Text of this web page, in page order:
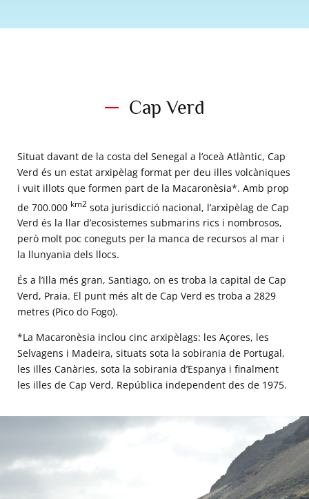
Cap Verd
Situat davant de la costa del Senegal a l’oceà Atlàntic, Cap
Verd és un estat arxipèlag format per deu illes volcàniques
i vuit illots que formen part de la Macaronèsia*. Amb prop
de 700.000 km2 sota jurisdicció nacional, l’arxipèlag de Cap
Verd és la llar d’ecosistemes submarins rics i nombrosos,
però molt poc coneguts per la manca de recursos al mar i
la llunyania dels llocs.
És a l’illa més gran, Santiago, on es troba la capital de Cap
Verd, Praia. El punt més alt de Cap Verd es troba a 2829
metres (Pico do Fogo).
*La Macaronèsia inclou cinc arxipèlags: les Açores, les
Selvagens i Madeira, situats sota la sobirania de Portugal,
les illes Canàries, sota la sobirania d’Espanya i finalment
les illes de Cap Verd, República independent des de 1975.